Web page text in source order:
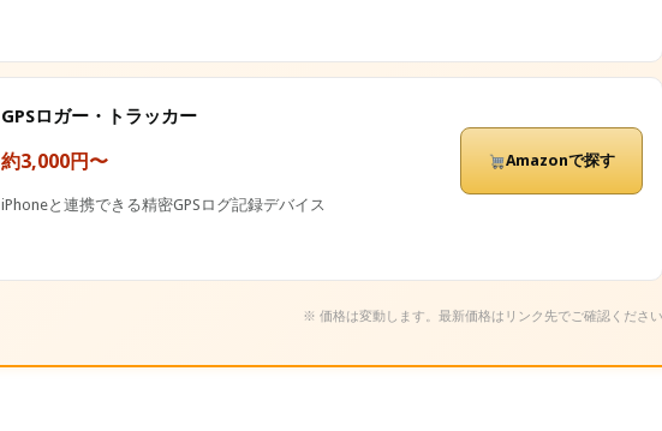
GPSロガー・トラッカー
約3,000円〜
iPhoneと連携できる精密GPSログ記録デバイス
Amazonで探す
※ 価格は変動します。最新価格はリンク先でご確認ください